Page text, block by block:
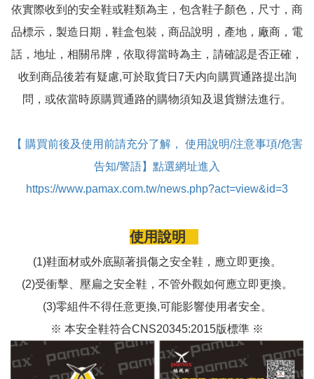
依實際收到的安全鞋或鞋類為主，包含鞋子顏色，尺寸，商
品標示，製造日期，鞋盒包裝，商品說明，產地，廠商，電
話，地址，相關吊牌，依取得當時為主，請確認是否正確，
收到商品後若有疑慮,可於取貨日7天内向購買通路提出詢
問，或依當時原購買通路的購物須知及退貨辦法進行。
【 購買前後及使用前請充分了解， 使用說明/注意事項/危害
告知/警語】點選網址進入
https://www.pamax.com.tw/news.php?act=view&id=3
使用說明
(1)鞋面材或外底顯著損傷之安全鞋，應立即更換。
(2)受衝擊、壓扁之安全鞋，不管外觀如何應立即更換。
(3)零組件不得任意更換,可能影響使用者安全。
※ 本安全鞋符合CNS20345:2015版標準 ※